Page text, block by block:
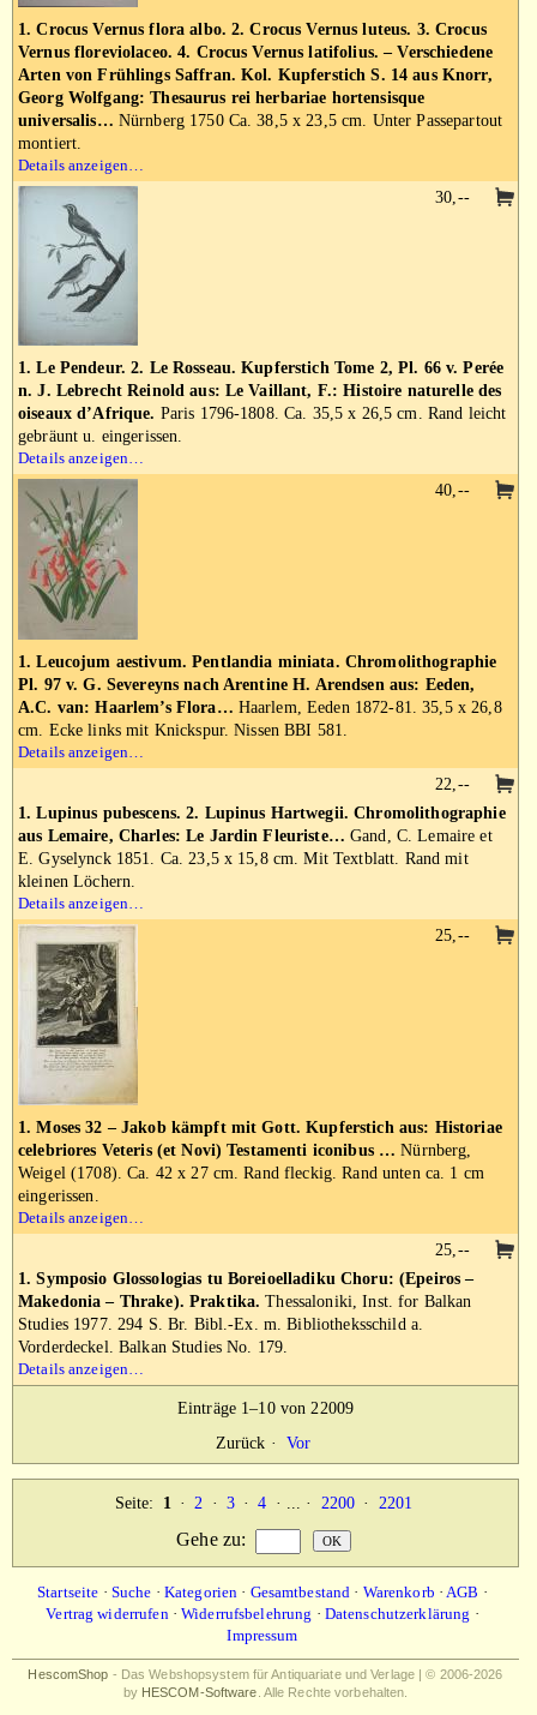
1. Crocus Vernus flora albo. 2. Crocus Vernus luteus. 3. Crocus
Vernus floreviolaceo. 4. Crocus Vernus latifolius. – Verschiedene
Arten von Frühlings Saffran. Kol. Kupferstich S. 14 aus Knorr,
Georg Wolfgang: Thesaurus rei herbariae hortensisque
universalis… Nürnberg 1750 Ca. 38,5 x 23,5 cm. Unter Passepartout
montiert.
Details anzeigen…
1. Le Pendeur. 2. Le Rosseau. Kupferstich Tome 2, Pl. 66 v. Perée
n. J. Lebrecht Reinold aus: Le Vaillant, F.: Histoire naturelle des
oiseaux d’Afrique. Paris 1796-1808. Ca. 35,5 x 26,5 cm. Rand leicht
gebräunt u. eingerissen.
Details anzeigen…
30,--
1. Leucojum aestivum. Pentlandia miniata. Chromolithographie
Pl. 97 v. G. Severeyns nach Arentine H. Arendsen aus: Eeden,
A.C. van: Haarlem’s Flora… Haarlem, Eeden 1872-81. 35,5 x 26,8
cm. Ecke links mit Knickspur. Nissen BBI 581.
Details anzeigen…
40,--
1. Lupinus pubescens. 2. Lupinus Hartwegii. Chromolithographie
aus Lemaire, Charles: Le Jardin Fleuriste… Gand, C. Lemaire et
E. Gyselynck 1851. Ca. 23,5 x 15,8 cm. Mit Textblatt. Rand mit
kleinen Löchern.
Details anzeigen…
22,--
1. Moses 32 – Jakob kämpft mit Gott. Kupferstich aus: Historiae
celebriores Veteris (et Novi) Testamenti iconibus … Nürnberg,
Weigel (1708). Ca. 42 x 27 cm. Rand fleckig. Rand unten ca. 1 cm
eingerissen.
Details anzeigen…
25,--
1. Symposio Glossologias tu Boreioelladiku Choru: (Epeiros –
Makedonia – Thrake). Praktika. Thessaloniki, Inst. for Balkan
Studies 1977. 294 S. Br. Bibl.-Ex. m. Bibliotheksschild a.
Vorderdeckel. Balkan Studies No. 179.
Details anzeigen…
25,--
Einträge 1–10 von 22009
Zurück · Vor
Seite: 1 · 2 · 3 · 4 · ... · 2200 · 2201
Gehe zu:
Startseite · Suche · Kategorien · Gesamtbestand · Warenkorb ·AGB ·
Vertrag widerrufen·Widerrufsbelehrung · Datenschutzerklärung ·
Impressum
HescomShop - Das Webshopsystem für Antiquariate und Verlage | © 2006-2026
by HESCOM-Software . Alle Rechte vorbehalten.